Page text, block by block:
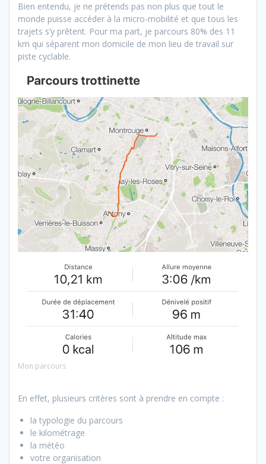
Bien entendu, je ne prétends pas non plus que tout le
monde puisse accéder à la micro-mobilité et que tous les
trajets s’y prêtent. Pour ma part, je parcours 80% des 11
km qui séparent mon domicile de mon lieu de travail sur
piste cyclable.
Mon parcours
En effet, plusieurs critères sont à prendre en compte :
la typologie du parcours
le kilométrage
la météo
votre organisation